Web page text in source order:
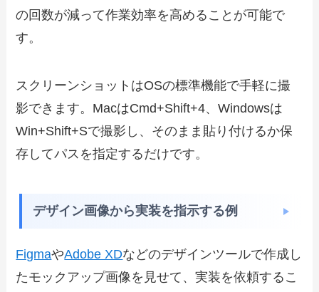
の回数が減って作業効率を高めることが可能で
す。
スクリーンショットはOSの標準機能で手軽に撮
影できます。MacはCmd+Shift+4、Windowsは
Win+Shift+Sで撮影し、そのまま貼り付けるか保
存してパスを指定するだけです。
デザイン画像から実装を指示する例
FigmaやAdobe XDなどのデザインツールで作成し
たモックアップ画像を見せて、実装を依頼するこ